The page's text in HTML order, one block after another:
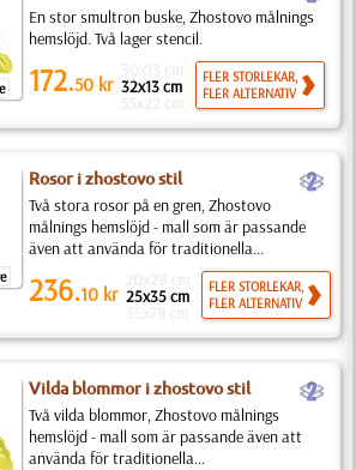
En stor smultron buske, Zhostovo målnings
hemslöjd. Två lager stencil.
172.50 kr 32x13 cm
FLER STORLEKAR,
FLER ALTERNATIV
Rosor i zhostovo stil b
Två stora rosor på en gren, Zhostovo
målnings hemslöjd - mall som är passande
även att använda för traditionella...
236.10 kr 25x35 cm
FLER STORLEKAR,
FLER ALTERNATIV
Vilda blommor i zhostovo stil b
Två vilda blommor, Zhostovo målnings
hemslöjd - mall som är passande även att
använda för traditionella...